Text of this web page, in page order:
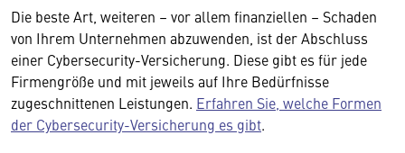
Die beste Art, weiteren – vor allem finanziellen – Schaden
von Ihrem Unternehmen abzuwenden, ist der Abschluss
einer Cybersecurity-Versicherung. Diese gibt es für jede
Firmengröße und mit jeweils auf Ihre Bedürfnisse
zugeschnittenen Leistungen. Erfahren Sie, welche Formen
der Cybersecurity-Versicherung es gibt.